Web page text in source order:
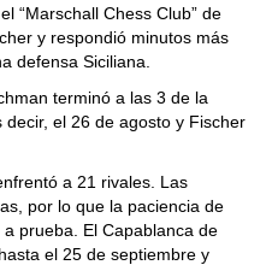
“Marschall Chess Club” de
y respondió minutos más
defensa Siciliana.
terminó a las 3 de la
el 26 de agosto y Fischer
a 21 rivales. Las
por lo que la paciencia de
prueba. El Capablanca de
el 25 de septiembre y